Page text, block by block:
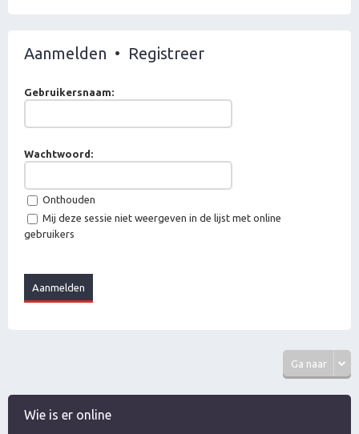
Aanmelden • Registreer
Gebruikersnaam:
Wachtwoord:
Onthouden
Mij deze sessie niet weergeven in de lijst met online
gebruikers
Ga naar
Wie is er online